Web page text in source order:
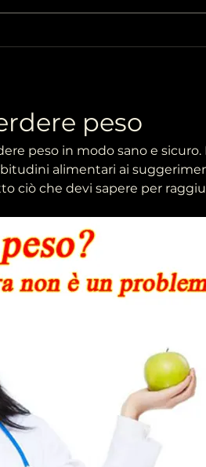
peso
peso in modo sano e sicuro.
alimentari ai
ciò che devi sapere per